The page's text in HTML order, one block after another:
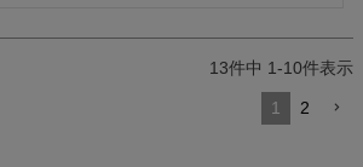
13件中 1-10件表示
1 2